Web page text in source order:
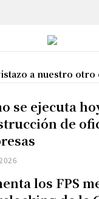
a nuestro otro
se ejecuta
de
los FPS